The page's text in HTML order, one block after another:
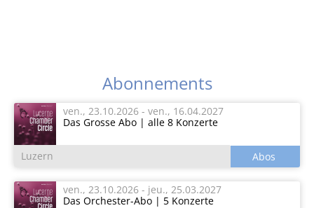
Abonnements
ven., 23.10.2026 - ven., 16.04.2027
Das Grosse Abo | alle 8 Konzerte
Luzern
ven., 23.10.2026 - jeu., 25.03.2027
Das Orchester-Abo | 5 Konzerte